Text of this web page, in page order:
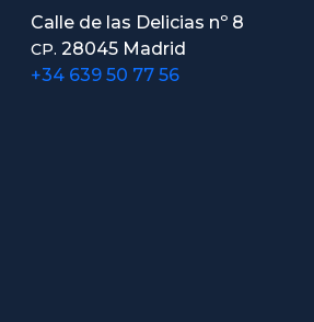
Calle de las Delicias nº 8
CP. 28045 Madrid
+34 639 50 77 56